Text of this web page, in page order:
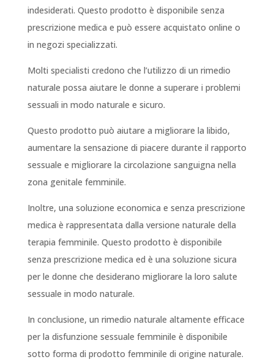
indesiderati. Questo prodotto è disponibile senza
prescrizione medica e può essere acquistato online o
in negozi specializzati.
Molti specialisti credono che l’utilizzo di un rimedio
naturale possa aiutare le donne a superare i problemi
sessuali in modo naturale e sicuro.
Questo prodotto può aiutare a migliorare la libido,
aumentare la sensazione di piacere durante il rapporto
sessuale e migliorare la circolazione sanguigna nella
zona genitale femminile.
Inoltre, una soluzione economica e senza prescrizione
medica è rappresentata dalla versione naturale della
terapia femminile. Questo prodotto è disponibile
senza prescrizione medica ed è una soluzione sicura
per le donne che desiderano migliorare la loro salute
sessuale in modo naturale.
In conclusione, un rimedio naturale altamente efficace
per la disfunzione sessuale femminile è disponibile
sotto forma di prodotto femminile di origine naturale.